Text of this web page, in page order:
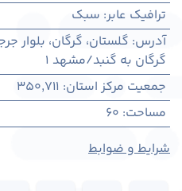
ترافیک عابر: سبک
آدرس: گلستان، گرگان، بلوار
گرگان به گنبد/مشهد 1
جمعیت مرکز استان:
350,711
مساحت:
60
شرایط و ضوابط